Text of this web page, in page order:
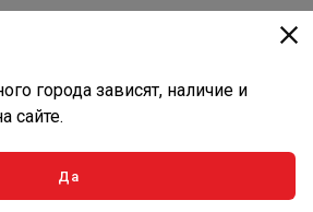
1.100
0.470
города зависят, наличие и
сайте.
Да